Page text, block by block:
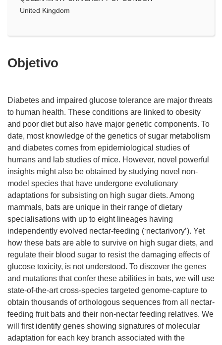
United Kingdom
Objetivo
Diabetes and impaired glucose tolerance are major threats
to human health. These conditions are linked to obesity
and poor diet but also have major genetic components. To
date, most knowledge of the genetics of sugar metabolism
and diabetes comes from epidemiological studies of
humans and lab studies of mice. However, novel powerful
insights might also be obtained by studying novel non-
model species that have undergone evolutionary
adaptations for subsisting on high sugar diets. Among
mammals, bats are unique in their range of dietary
specialisations with up to eight lineages having
independently evolved nectar-feeding (‘nectarivory’). Yet
how these bats are able to survive on high sugar diets, and
regulate their blood sugar to resist the damaging effects of
glucose toxicity, is not understood. To discover the genes
and mutations that confer these abilities in bats, we will use
state-of-the-art cross-species targeted genome-capture to
obtain thousands of orthologous sequences from all nectar-
feeding fruit bats and their non-nectar feeding relatives. We
will first identify genes showing signatures of molecular
adaptation for each key branch associated with the